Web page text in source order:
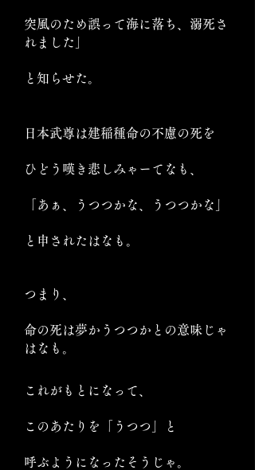
突風のため誤って海に落ち、溺死さ
れました」
と知らせた。
日本武尊は建稲種命の不慮の死を
ひどう嘆き悲しみゃーてなも、
「あぁ、うつつかな、うつつかな」
と申されたはなも。
つまり、
命の死は夢かうつつかとの意味じゃ
はなも。
これがもとになって、
このあたりを「うつつ」と
呼ぶようになったそうじゃ。